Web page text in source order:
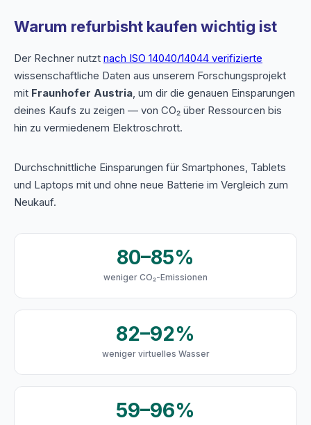
Warum refurbisht kaufen wichtig ist
Der Rechner nutzt nach ISO 14040/14044 verifizierte
wissenschaftliche Daten aus unserem Forschungsprojekt
mit Fraunhofer Austria, um dir die genauen Einsparungen
deines Kaufs zu zeigen — von CO₂ über Ressourcen bis
hin zu vermiedenem Elektroschrott.
Durchschnittliche Einsparungen für Smartphones, Tablets
und Laptops mit und ohne neue Batterie im Vergleich zum
Neukauf.
80–85%
weniger CO₂-Emissionen
82–92%
weniger virtuelles Wasser
59–96%